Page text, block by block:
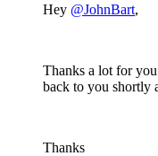
Hey @JohnBart,
Thanks a lot for
back to you shortly
Thanks